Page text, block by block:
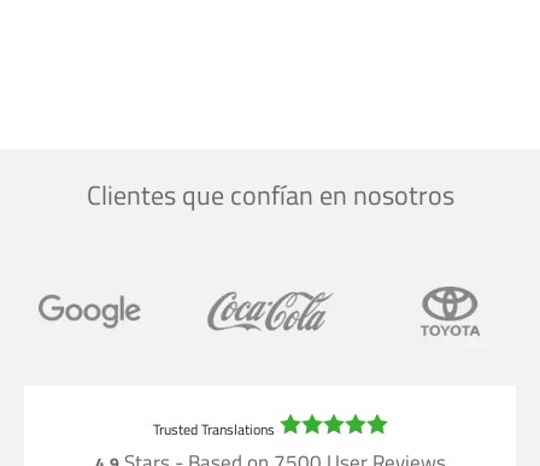
Clientes que confían en nosotros